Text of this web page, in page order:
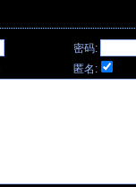
密码:
匿名: